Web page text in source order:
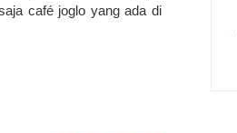
café joglo yang ada di